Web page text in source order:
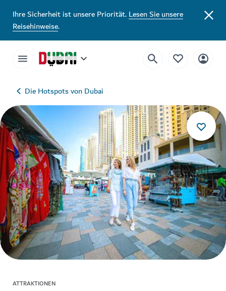
Ihre Sicherheit ist unsere Priorität.Lesen Sie unsere
Reisehinweise.
Die Hotspots von Dubai
ATTRAKTIONEN